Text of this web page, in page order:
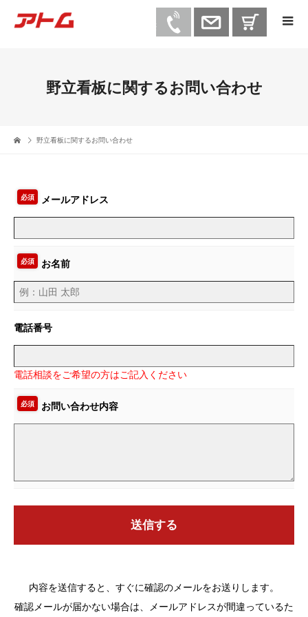
野立看板に関するお問い合わせ
野立看板に関するお問い合わせ
必須 メールアドレス
必須 お名前
電話番号
電話相談をご希望の方はご記入ください
必須 お問い合わせ内容
送信する
内容を送信すると、すぐに確認のメールをお送りします。
確認メールが届かない場合は、メールアドレスが間違っているた